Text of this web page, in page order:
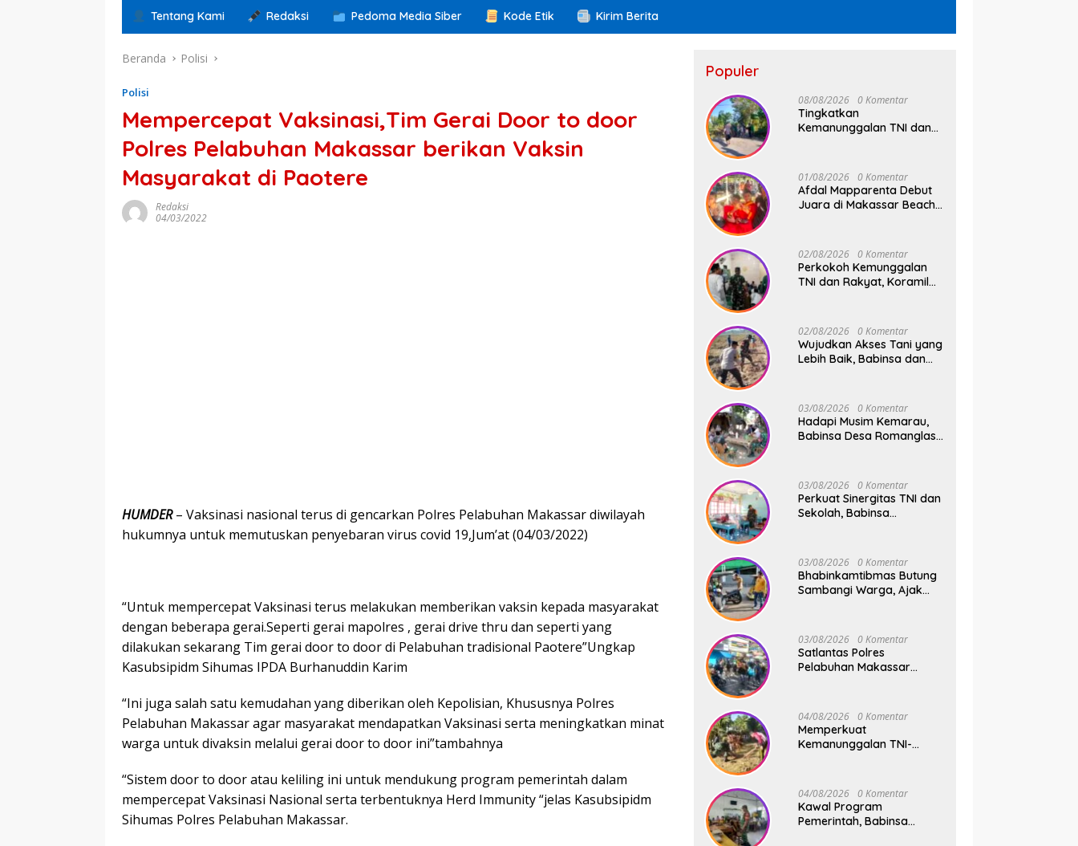
Tentang Kami Redaksi Pedoma Media Siber Kode Etik Kirim Berita
Beranda Polisi
Polisi
Mempercepat Vaksinasi,Tim Gerai Door to door
Polres Pelabuhan Makassar berikan Vaksin
Masyarakat di Paotere
Redaksi
04/03/2022
HUMDER– Vaksinasi nasional terus di gencarkan Polres Pelabuhan Makassar diwilayah
hukumnya untuk memutuskan penyebaran virus covid 19,Jum’at (04/03/2022)
“Untuk mempercepat Vaksinasi terus melakukan memberikan vaksin kepada masyarakat
dengan beberapa gerai.Seperti gerai mapolres , gerai drive thru dan seperti yang
dilakukan sekarang Tim gerai door to door di Pelabuhan tradisional Paotere”Ungkap
Kasubsipidm Sihumas IPDA Burhanuddin Karim
“Ini juga salah satu kemudahan yang diberikan oleh Kepolisian, Khususnya Polres
Pelabuhan Makassar agar masyarakat mendapatkan Vaksinasi serta meningkatkan minat
warga untuk divaksin melalui gerai door to door ini”tambahnya
“Sistem door to door atau keliling ini untuk mendukung program pemerintah dalam
mempercepat Vaksinasi Nasional serta terbentuknya Herd Immunity “jelas Kasubsipidm
Sihumas Polres Pelabuhan Makassar.
Populer
08/08/2026 0 Komentar
Tingkatkan
Kemanunggalan TNI dan
dan Mahasiswa UIN Gelar
Karya Bakti
01/08/2026 0 Komentar
Afdal Mapparenta Debut
Juara di Makassar Beach
02/08/2026 0 Komentar
Perkokoh Kemunggalan
TNI dan Rakyat, Koramil
02/08/2026 0 Komentar
Wujudkan Akses Tani yang
Lebih Baik, Babinsa dan
Swadaya
03/08/2026 0 Komentar
Hadapi Musim Kemarau,
Babinsa Desa Romanglasa
Kesehatan
03/08/2026 0 Komentar
Perkuat Sinergitas TNI dan
Sekolah, Babinsa
Center Malakaji
03/08/2026 0 Komentar
Bhabinkamtibmas Butung
Sambangi Warga, Ajak
03/08/2026 0 Komentar
Satlantas Polres
Pelabuhan Makassar
Aman dan Lancar
04/08/2026 0 Komentar
Memperkuat
Kemanunggalan TNI-
Gelar Karya Bakti
Bersama Pemdes Jipang
04/08/2026 0 Komentar
Kawal Program
Pemerintah, Babinsa